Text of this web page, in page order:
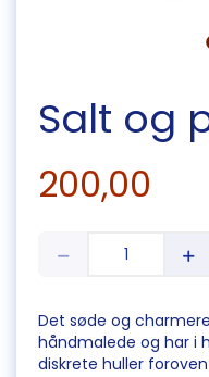
Salt og
200,00
Det søde og
håndmalede og har i
diskrete huller